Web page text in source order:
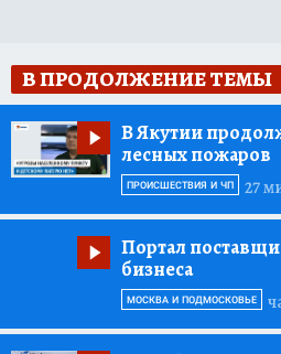
В ПРОДОЛЖЕНИЕ ТЕМЫ
В Якутии
лесных пожаров
27
ПРОИСШЕСТВИЯ И ЧП
Портал
бизнеса
МОСКВА И ПОДМОСКОВЬЕ